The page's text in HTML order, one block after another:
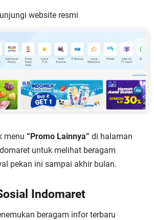
website resmi
menu “Promo Lainnya” di halaman
untuk melihat beragam
pekan ini sampai akhir bulan.
Indomaret
beragam infor terbaru